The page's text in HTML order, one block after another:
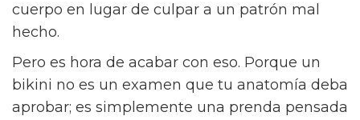
cuerpo en lugar de culpar a un patrón mal
hecho.
Pero es hora de acabar con eso. Porque un
bikini no es un examen que tu anatomía deba
aprobar; es simplemente una prenda pensada